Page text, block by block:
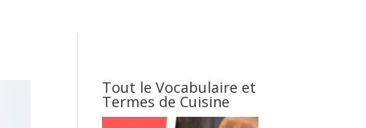
Tout le Vocabulaire et
Termes de Cuisine